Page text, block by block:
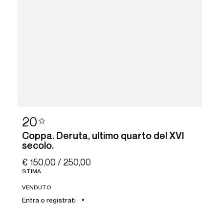
20
Coppa. Deruta, ultimo quarto del XVI
secolo.
€ 150,00 / 250,00
STIMA
VENDUTO
Entra o registrati